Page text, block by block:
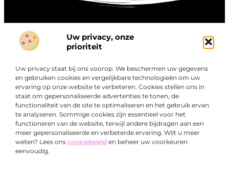
Uw privacy, onze
prioriteit
Uw privacy staat bij ons voorop. We beschermen uw gegevens
en gebruiken cookies en vergelijkbare technologieën om uw
ervaring op onze website te verbeteren. Cookies stellen ons in
staat om gepersonaliseerde advertenties te tonen, de
functionaliteit van de site te optimaliseren en het gebruik ervan
te analyseren. Sommige cookies zijn essentieel voor het
functioneren van de website, terwijl andere bijdragen aan een
meer gepersonaliseerde en verbeterde ervaring. Wilt u meer
weten? Lees ons cookiebeleid en beheer uw voorkeuren
eenvoudig.
Over
Bedrijf
“Ontdek een wereld van boeiende blogs en artikelen die
je zowel inspireren als informeren.”
Bij Exclusiefbedrijf.nl draait alles om het leveren van
kwalitatieve inzichten en verhalen die jouw dagelijks leven
verrijken en je uitdagen om verder te denken.
Onze informatie